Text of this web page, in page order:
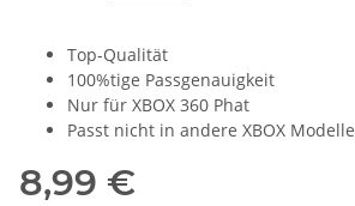
Top-Qualität
100%tige Passgenauigkeit
Nur für XBOX 360 Phat
Passt nicht in andere XBOX Modelle
8,99 €